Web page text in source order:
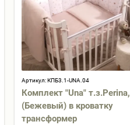
Артикул:КПБ3.1-UNA.04
Комплект "Una" т.з.Perina,
(Бежевый) в кроватку
трансформер